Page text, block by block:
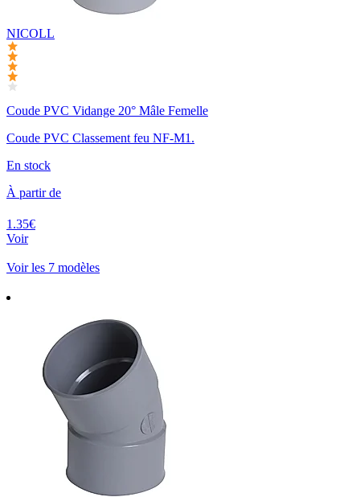
NICOLL
Coude PVC Vidange 20° Mâle Femelle
Coude PVC Classement feu NF-M1.
En stock
À partir de
1.35€
Voir
Voir les 7 modèles